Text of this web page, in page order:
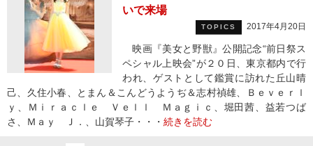
いで来場
TOPICS 2017年4月20日
映画『美女と野獣』公開記念“前日祭ス
ペシャル上映会”が２０日、東京都内で行
われ、ゲストとして鑑賞に訪れた丘山晴
己、久住小春、とまん＆こんどうようぢ＆志村禎雄、Ｂｅｖｅｒｌ
ｙ、Ｍｉｒａｃｌｅ Ｖｅｌｌ Ｍａｇｉｃ、堀田茜、益若つば
さ、Ｍａｙ Ｊ．、山賀琴子・・・ 続きを読む